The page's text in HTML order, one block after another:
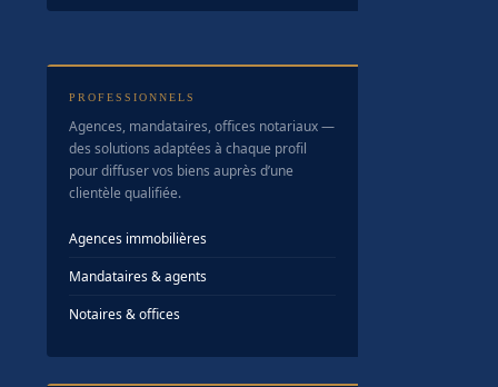
PROFESSIONNELS
Agences, mandataires, offices notariaux —
des solutions adaptées à chaque profil
pour diffuser vos biens auprès d’une
clientèle qualifiée.
Agences immobilières
Mandataires & agents
Notaires & offices